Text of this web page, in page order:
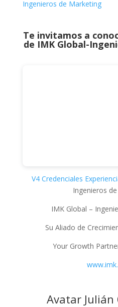
Ingenieros de Marketing
Te invitamos a
de IMK Global-
V4 Credenciales
Ingenieros
IMK Global –
Su Aliado de
Your Growth
Avatar Julián